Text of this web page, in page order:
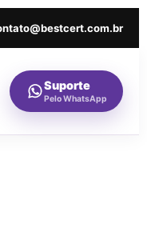
Suporte
Pelo WhatsApp